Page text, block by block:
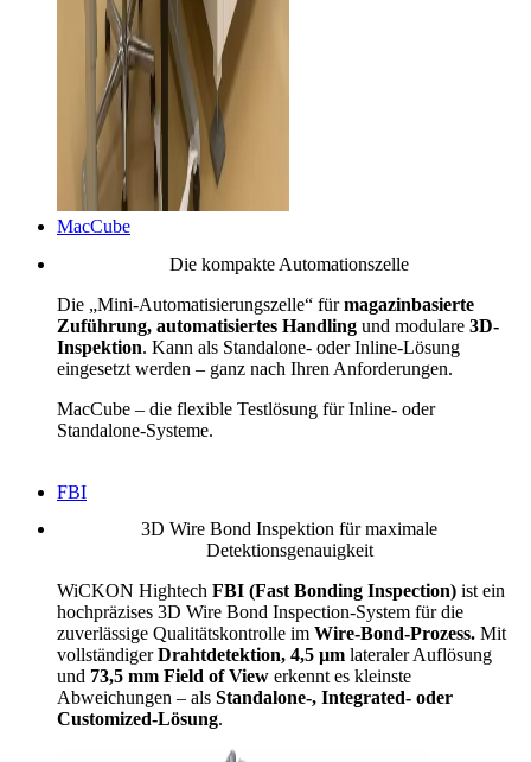
MacCube
Die kompakte Automationszelle
Die „Mini-Automatisierungszelle“ fürmagazinbasierte
Zuführung, automatisiertes Handling und modulare 3D-
Inspektion. Kann als Standalone- oder Inline-Lösung
eingesetzt werden – ganz nach Ihren Anforderungen.
MacCube – die flexible Testlösung für Inline- oder
Standalone-Systeme.
FBI
3D Wire Bond Inspektion für maximale
Detektionsgenauigkeit
WiCKON Hightech FBI (Fast Bonding Inspection) ist ein
hochpräzises 3D Wire Bond Inspection-System für die
zuverlässige Qualitätskontrolle im Wire-Bond-Prozess. Mit
vollständigerDrahtdetektion, 4,5 µm lateraler Auflösung
und 73,5 mm Field of View erkennt es kleinste
Abweichungen – als Standalone-, Integrated- oder
Customized-Lösung.